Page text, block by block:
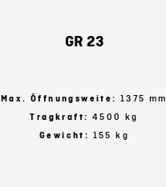
GR 23
Max. Öffnungsweite:1375 mm
Tragkraft: 4500 kg
Gewicht: 155 kg